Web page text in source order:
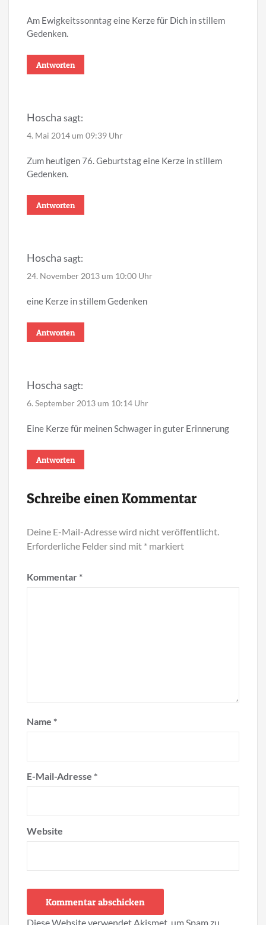
Am Ewigkeitssonntag eine Kerze für Dich in stillem
Gedenken.
Antworten
Hoscha sagt:
4. Mai 2014 um 09:39 Uhr
Zum heutigen 76. Geburtstag eine Kerze in stillem
Gedenken.
Antworten
Hoscha sagt:
24. November 2013 um 10:00 Uhr
eine Kerze in stillem Gedenken
Antworten
Hoscha sagt:
6. September 2013 um 10:14 Uhr
Eine Kerze für meinen Schwager in guter Erinnerung
Antworten
Schreibe einen Kommentar
Deine E-Mail-Adresse wird nicht veröffentlicht.
Erforderliche Felder sind mit * markiert
Kommentar*
Name *
E-Mail-Adresse *
Website
Diese Website verwendet Akismet, um Spam zu